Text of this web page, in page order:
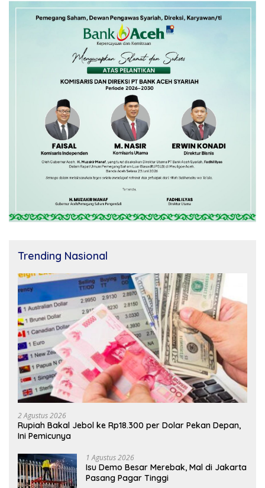
Trending Nasional
2 Agustus 2026
Rupiah Bakal Jebol ke Rp18.300 per Dolar Pekan Depan,
Ini Pemicunya
1 Agustus 2026
Isu Demo Besar Merebak, Mal di Jakarta
Pasang Pagar Tinggi